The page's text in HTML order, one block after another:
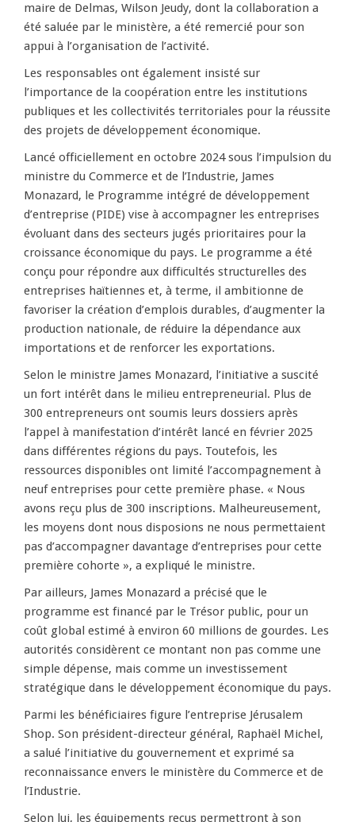
maire de Delmas, Wilson Jeudy, dont la collaboration a
été saluée par le ministère, a été remercié pour son
appui à l’organisation de l’activité.
Les responsables ont également insisté sur
l’importance de la coopération entre les institutions
publiques et les collectivités territoriales pour la réussite
des projets de développement économique.
Lancé officiellement en octobre 2024 sous l’impulsion du
ministre du Commerce et de l’Industrie, James
Monazard, le Programme intégré de développement
d’entreprise (PIDE) vise à accompagner les entreprises
évoluant dans des secteurs jugés prioritaires pour la
croissance économique du pays. Le programme a été
conçu pour répondre aux difficultés structurelles des
entreprises haïtiennes et, à terme, il ambitionne de
favoriser la création d’emplois durables, d’augmenter la
production nationale, de réduire la dépendance aux
importations et de renforcer les exportations.
Selon le ministre James Monazard, l’initiative a suscité
un fort intérêt dans le milieu entrepreneurial. Plus de
300 entrepreneurs ont soumis leurs dossiers après
l’appel à manifestation d’intérêt lancé en février 2025
dans différentes régions du pays. Toutefois, les
ressources disponibles ont limité l’accompagnement à
neuf entreprises pour cette première phase. « Nous
avons reçu plus de 300 inscriptions. Malheureusement,
les moyens dont nous disposions ne nous permettaient
pas d’accompagner davantage d’entreprises pour cette
première cohorte », a expliqué le ministre.
Par ailleurs, James Monazard a précisé que le
programme est financé par le Trésor public, pour un
coût global estimé à environ 60 millions de gourdes. Les
autorités considèrent ce montant non pas comme une
simple dépense, mais comme un investissement
stratégique dans le développement économique du pays.
Parmi les bénéficiaires figure l’entreprise Jérusalem
Shop. Son président-directeur général, Raphaël Michel,
a salué l’initiative du gouvernement et exprimé sa
reconnaissance envers le ministère du Commerce et de
l’Industrie.
Selon lui, les équipements reçus permettront à son